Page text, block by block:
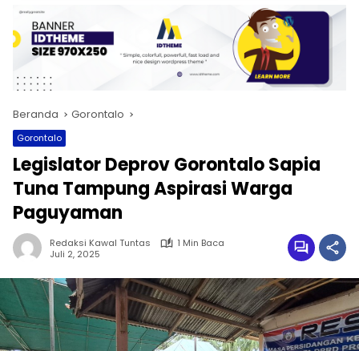
Beranda Gorontalo
Gorontalo
Legislator Deprov Gorontalo Sapia
Tuna Tampung Aspirasi Warga
Paguyaman
Redaksi Kawal Tuntas
1 Min Baca
Juli 2, 2025